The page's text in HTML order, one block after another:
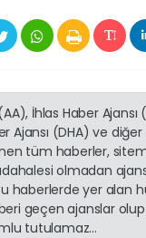
İhlas Haber Ajansı
Ajansı (DHA) ve
tüm haberler,
olmadan
haberlerde yer alan
geçen ajanslar
tutulamaz...